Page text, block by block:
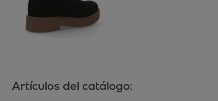
Artículos del catálogo: